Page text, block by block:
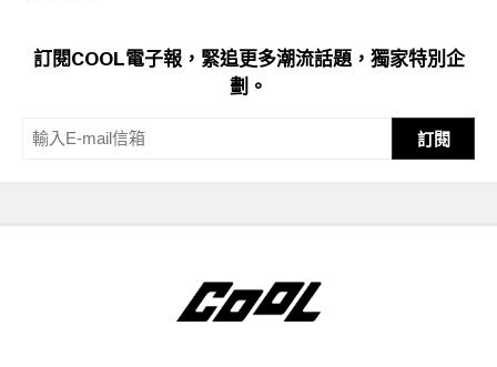
訂閱COOL電子報，緊追更多潮流話題，獨家特別企
劃。
訂閱